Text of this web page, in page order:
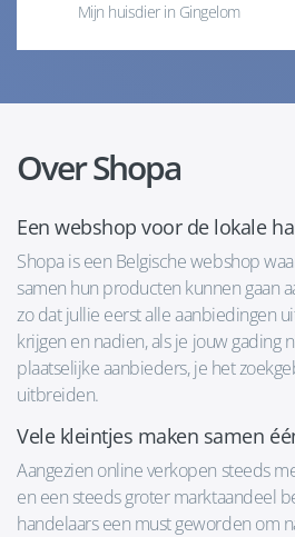
Mijn huisdier in Gingelom
Over Shopa
Een webshop voor de lokale
Shopa is een Belgische webshop
samen hun producten kunnen gaan
zo dat jullie eerst alle aanbiedingen
krijgen en nadien, als je jouw gading
plaatselijke aanbieders, je het
uitbreiden.
Vele kleintjes maken samen
Aangezien online verkopen steeds
en een steeds groter marktaandeel
handelaars een must geworden om